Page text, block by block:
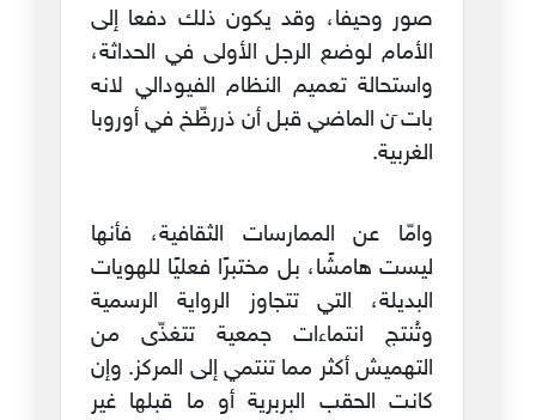
صور وحيفا، وقد يكون ذلك دفعا إلى
الأمام لوضع الرجل الأولى في الحداثة،
واستحالة تعميم النظام الفيودالي لانه
بات َن الماضي قبل أن ذررظّخ في أوروبا
الغربية.
وامّا عن الممارسات الثقافية، فأنها
ليست هامشًا، بل مختبرًا فعليًا للهويات
البديلة، التي تتجاوز الرواية الرسمية
وتُنتج انتماءات جمعية تتغذّى من
التهميش أكثر مما تنتمي إلى المركز. وإن
كانت الحقب البربرية أو ما قبلها غير